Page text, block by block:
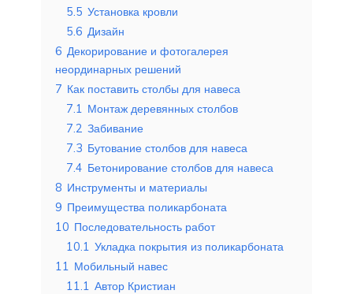
5.5 Установка кровли
5.6 Дизайн
6 Декорирование и фотогалерея
неординарных решений
7 Как поставить столбы для навеса
7.1 Монтаж деревянных столбов
7.2 Забивание
7.3 Бутование столбов для навеса
7.4 Бетонирование столбов для навеса
8 Инструменты и материалы
9 Преимущества поликарбоната
10 Последовательность работ
10.1 Укладка покрытия из поликарбоната
11 Мобильный навес
11.1 Автор Кристиан